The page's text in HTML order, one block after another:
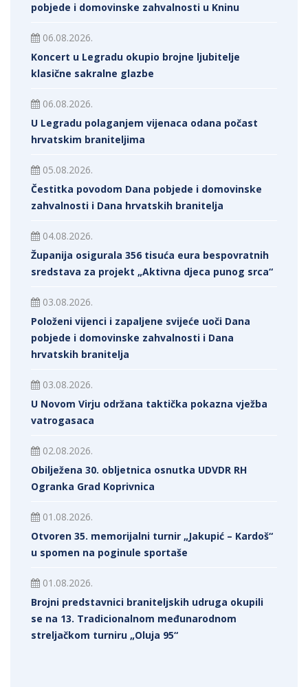
pobjede i domovinske zahvalnosti u Kninu
06.08.2026.
Koncert u Legradu okupio brojne ljubitelje
klasične sakralne glazbe
06.08.2026.
U Legradu polaganjem vijenaca odana počast
hrvatskim braniteljima
05.08.2026.
Čestitka povodom Dana pobjede i domovinske
zahvalnosti i Dana hrvatskih branitelja
04.08.2026.
Županija osigurala 356 tisuća eura bespovratnih
sredstava za projekt „Aktivna djeca punog srca“
03.08.2026.
Položeni vijenci i zapaljene svijeće uoči Dana
pobjede i domovinske zahvalnosti i Dana
hrvatskih branitelja
03.08.2026.
U Novom Virju održana taktička pokazna vježba
vatrogasaca
02.08.2026.
Obilježena 30. obljetnica osnutka UDVDR RH
Ogranka Grad Koprivnica
01.08.2026.
Otvoren 35. memorijalni turnir „Jakupić – Kardoš“
u spomen na poginule sportaše
01.08.2026.
Brojni predstavnici braniteljskih udruga okupili
se na 13. Tradicionalnom međunarodnom
streljačkom turniru „Oluja 95“